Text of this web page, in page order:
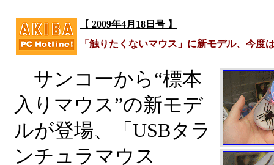
【 2009年4月18日号 】
「触りたくないマウス」に新モデル、今度
サンコーから“標本
入りマウス”の新モデ
ルが登場、「USBタラ
ンチュラマウス